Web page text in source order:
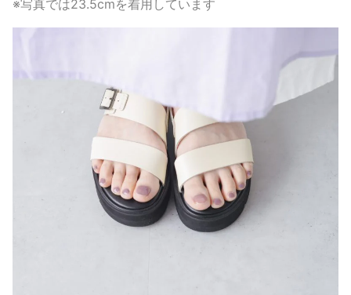
※写真では23.5cmを着用しています